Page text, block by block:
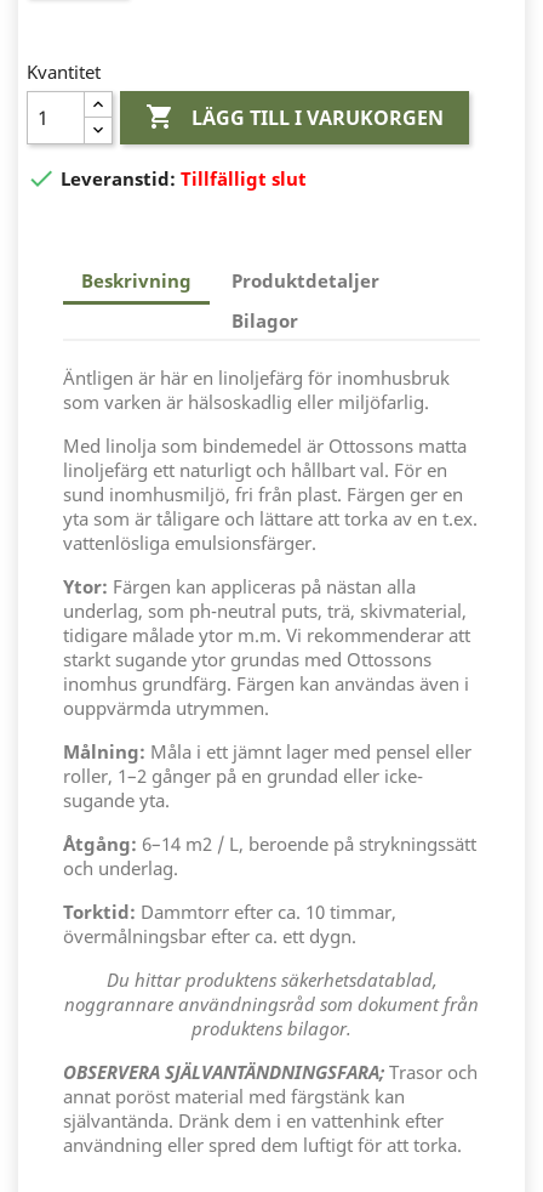
Kvantitet
 LÄGG TILL I VARUKORGEN
 Leveranstid: Tillfälligt slut
Beskrivning
Produktdetaljer
Bilagor
Äntligen är här en linoljefärg för inomhusbruk
som varken är hälsoskadlig eller miljöfarlig.
Med linolja som bindemedel är Ottossons matta
linoljefärg ett naturligt och hållbart val. För en
sund inomhusmiljö, fri från plast. Färgen ger en
yta som är tåligare och lättare att torka av en t.ex.
vattenlösliga emulsionsfärger.
Ytor: Färgen kan appliceras på nästan alla
underlag, som ph-neutral puts, trä, skivmaterial,
tidigare målade ytor m.m. Vi rekommenderar att
starkt sugande ytor grundas med Ottossons
inomhus grundfärg. Färgen kan användas även i
ouppvärmda utrymmen.
Målning: Måla i ett jämnt lager med pensel eller
roller, 1–2 gånger på en grundad eller icke-
sugande yta.
Åtgång: 6–14 m2 / L, beroende på strykningssätt
och underlag.
Torktid: Dammtorr efter ca. 10 timmar,
övermålningsbar efter ca. ett dygn.
Du hittar produktens säkerhetsdatablad,
noggrannare användningsråd som dokument från
produktens bilagor.
OBSERVERA SJÄLVANTÄNDNINGSFARA; Trasor och
annat poröst material med färgstänk kan
självantända. Dränk dem i en vattenhink efter
användning eller spred dem luftigt för att torka.